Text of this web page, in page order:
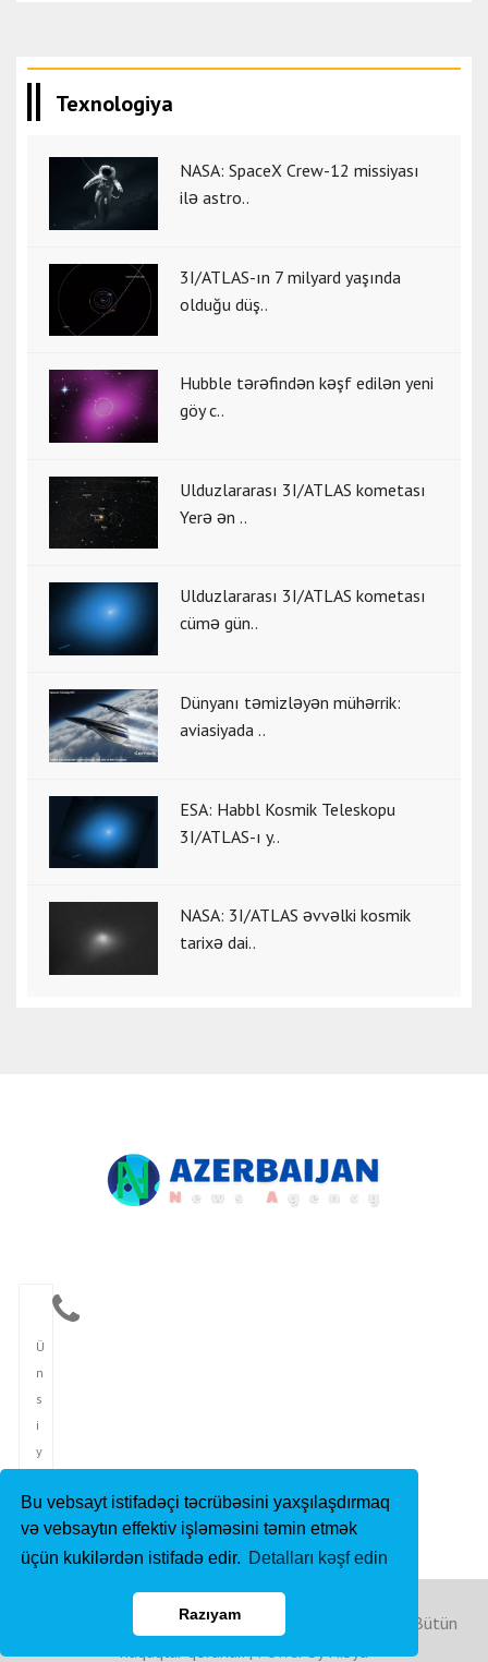
Bu vebsayt istifadəçi təcrübəsini yaxşılaşdırmaq
və vebsaytın effektiv işləməsini təmin etmək
üçün kukilərdən istifadə edir. Detalları kəşf edin
Razıyam
Texnologiya
NASA: SpaceX Crew-12 missiyası
ilə astro..
3I/ATLAS-ın 7 milyard yaşında
olduğu düş..
Hubble tərəfindən kəşf edilən yeni
göy c..
Ulduzlararası 3I/ATLAS kometası
Yerə ən ..
Ulduzlararası 3I/ATLAS kometası
cümə gün..
Dünyanı təmizləyən mühərrik:
aviasiyada ..
ESA: Habbl Kosmik Teleskopu
3I/ATLAS-ı y..
NASA: 3I/ATLAS əvvəlki kosmik
tarixə dai..
Ü
n
s
i
y
ə
t
Copyright © 2023 Azərbaycan İnformasiya Agentliyi. Bütün